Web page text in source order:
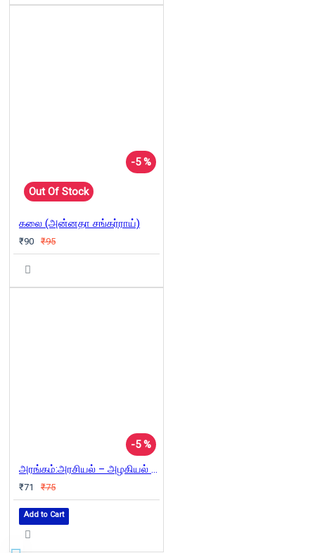
-5 %
Out Of Stock
கலை (அன்னதா சங்கர்ராய்)
₹90 ₹95
-5 %
அரங்கம்:அரசியல் – அழகியல் (அரங்கக் கோட்பாடுகள் )
₹71 ₹75
Add to Cart